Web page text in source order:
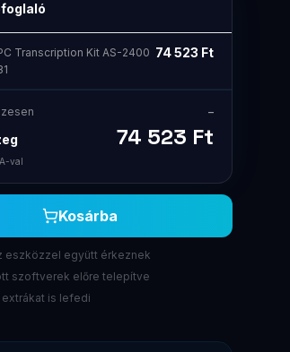
Transcription Kit AS-2400 74 523 Ft
–
74 523 Ft
val
Kosárba
eszközzel együtt érkeznek
szoftverek előre telepítve
extrákat is lefedi